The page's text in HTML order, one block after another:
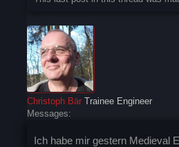
Christoph Bär Trainee Engineer
Messages:
Ich habe mir gestern Medieval